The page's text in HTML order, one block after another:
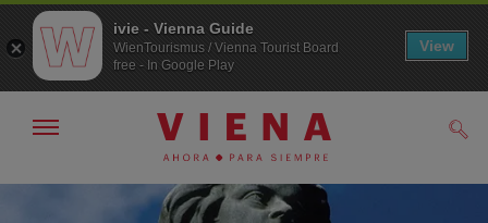
A
Al
Mostrar/ocultar
ivie - Vienna Guide
WienTourismus / Vienna Tourist Board
free - In Google Play
View